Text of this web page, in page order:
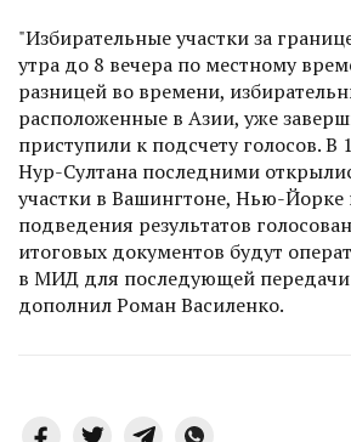
"Избирательные участки за
утра до 8 вечера по местному
разницей во времени,
расположенные в Азии, уже
приступили к подсчету голосов. В
Нур-Султана последними
участки в Вашингтоне, Нью-Йорке
подведения результатов
итоговых документов будут
в МИД для последующей
дополнил Роман Василенко.